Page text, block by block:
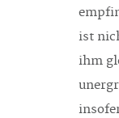
ist
ihm